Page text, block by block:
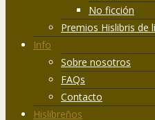
No ficción
Premios Hislibris de
Info
Sobre nosotros
FAQs
Contacto
Hislibreños